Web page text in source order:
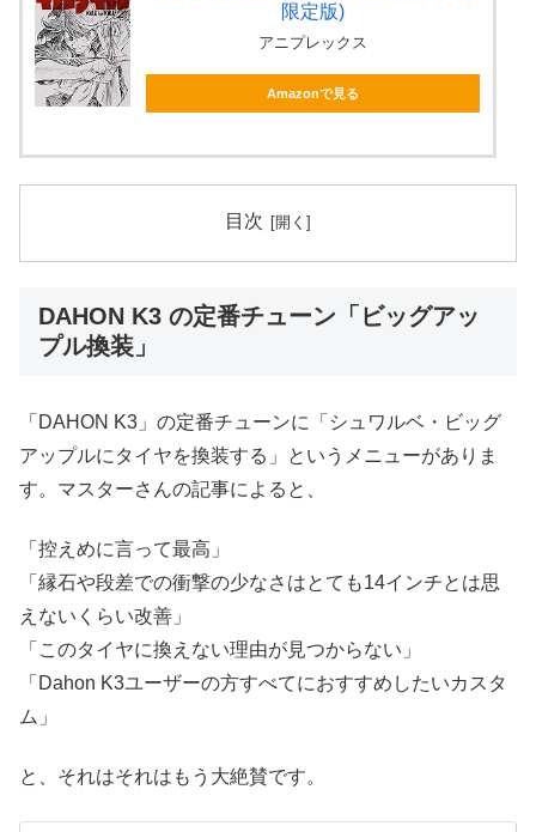
限定版)
アニプレックス
Amazonで見る
目次
DAHON K3 の定番チューン「ビッグアッ
プル換装」
「DAHON K3」の定番チューンに「シュワルベ・ビッグ
アップルにタイヤを換装する」というメニューがありま
す。マスターさんの記事によると、
「控えめに言って最高」
「縁石や段差での衝撃の少なさはとても14インチとは思
えないくらい改善」
「このタイヤに換えない理由が見つからない」
「Dahon K3ユーザーの方すべてにおすすめしたいカスタ
ム」
と、それはそれはもう大絶賛です。